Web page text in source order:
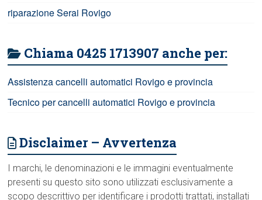
riparazione Serai Rovigo
Chiama 0425 1713907 anche per:
Assistenza cancelli automatici Rovigo e provincia
Tecnico per cancelli automatici Rovigo e provincia
Disclaimer – Avvertenza
I marchi, le denominazioni e le immagini eventualmente
presenti su questo sito sono utilizzati esclusivamente a
scopo descrittivo per identificare i prodotti trattati, installati